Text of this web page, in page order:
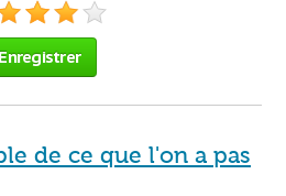
Enregistrer
de ce que l'on a pas